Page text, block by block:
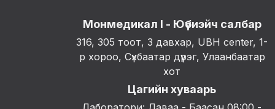
Монмедикал I - Юүбиэйч салбар
316, 305 тоот, 3 давхар, UBH center, 1-
р хороо, Сүхбаатар дүүрэг, Улаанбаатар
хот
Цагийн хуваарь